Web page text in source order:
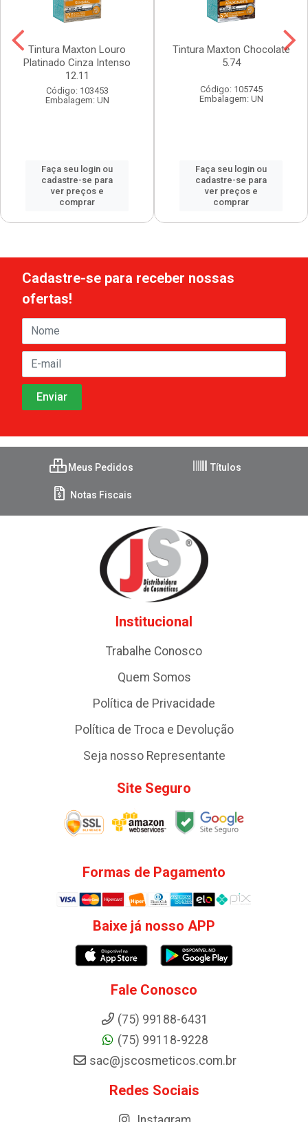
Tintura Maxton Louro
Platinado Cinza Intenso
12.11
Código: 103453
Embalagem: UN
Faça seu login ou
cadastre-se para
ver preços e
comprar
Tintura Maxton Chocolate
5.74
Código: 105745
Embalagem: UN
Faça seu login ou
cadastre-se para
ver preços e
comprar
Cadastre-se para receber nossas
ofertas!
Meus Pedidos Títulos
Notas Fiscais
Institucional
Trabalhe Conosco
Quem Somos
Política de Privacidade
Política de Troca e Devolução
Seja nosso Representante
Site Seguro
Formas de Pagamento
Baixe já nosso APP
Fale Conosco
(75) 99188-6431
(75) 99118-9228
sac@jscosmeticos.com.br
Redes Sociais